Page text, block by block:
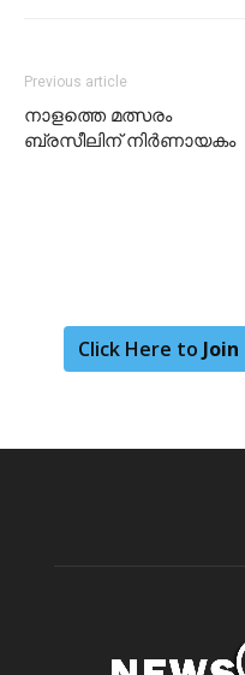
Previous article
നാളത്തെ മത്സരം
ബ്രസീലിന് നിർണായകം
Click Here to Join